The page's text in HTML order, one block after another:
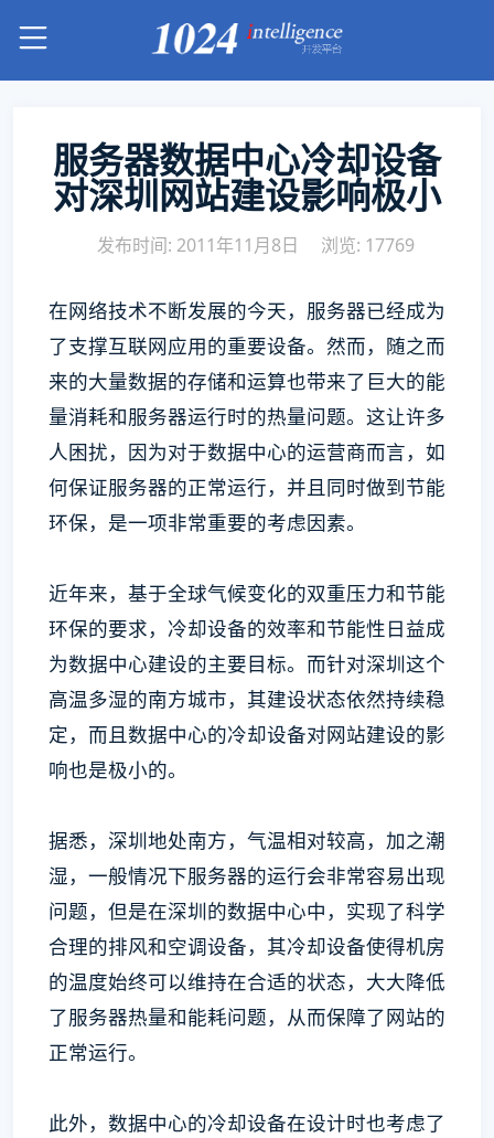
服务器数据中心冷却设备
对深圳网站建设影响极小
发布时间: 2011年11月8日 浏览: 17769
在网络技术不断发展的今天，服务器已经成为
了支撑互联网应用的重要设备。然而，随之而
来的大量数据的存储和运算也带来了巨大的能
量消耗和服务器运行时的热量问题。这让许多
人困扰，因为对于数据中心的运营商而言，如
何保证服务器的正常运行，并且同时做到节能
环保，是一项非常重要的考虑因素。
近年来，基于全球气候变化的双重压力和节能
环保的要求，冷却设备的效率和节能性日益成
为数据中心建设的主要目标。而针对深圳这个
高温多湿的南方城市，其建设状态依然持续稳
定，而且数据中心的冷却设备对网站建设的影
响也是极小的。
据悉，深圳地处南方，气温相对较高，加之潮
湿，一般情况下服务器的运行会非常容易出现
问题，但是在深圳的数据中心中，实现了科学
合理的排风和空调设备，其冷却设备使得机房
的温度始终可以维持在合适的状态，大大降低
了服务器热量和能耗问题，从而保障了网站的
正常运行。
此外，数据中心的冷却设备在设计时也考虑了